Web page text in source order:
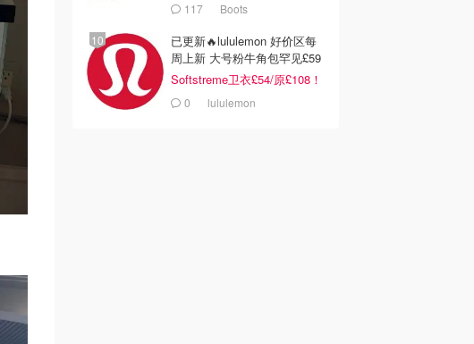
117 Boots
已更新🔥lululemon 好价区每
周上新 大号粉牛角包罕见£59
Softstreme卫衣£54/原£108！
0 lululemon